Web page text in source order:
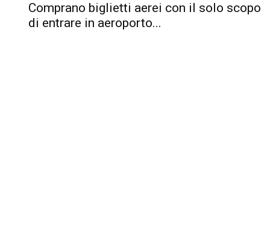
Comprano biglietti aerei con il solo scopo
di entrare in aeroporto...